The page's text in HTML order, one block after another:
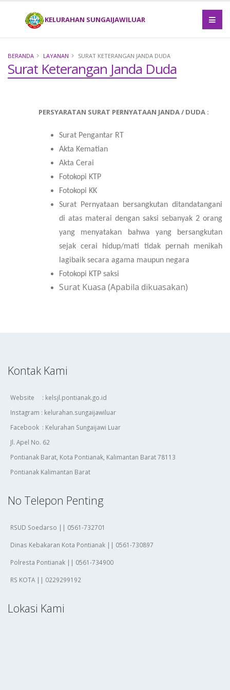
KELURAHAN SUNGAIJAWILUAR
BERANDA LAYANAN SURAT KETERANGAN JANDA DUDA
Surat Keterangan Janda Duda
PERSYARATAN SURAT PERNYATAAN JANDA / DUDA :
Surat Pengantar RT
Akta Kematian
Akta Cerai
Fotokopi KTP
Fotokopi KK
Surat Pernyataan bersangkutan ditandatangani
di atas materai dengan saksi sebanyak 2 orang
yang menyatakan bahwa yang bersangkutan
sejak cerai hidup/mati tidak pernah menikah
lagibaik secara agama maupun negara
Fotokopi KTP saksi
Surat Kuasa (Apabila dikuasakan)
Kontak Kami
Website : kelsjl.pontianak.go.id
Instagram : kelurahan.sungaijawiluar
Facebook : Kelurahan Sungaijawi Luar
Jl. Apel No. 62
Pontianak Barat, Kota Pontianak, Kalimantan Barat 78113
Pontianak Kalimantan Barat
No Telepon Penting
RSUD Soedarso || 0561-732701
Dinas Kebakaran Kota Pontianak || 0561-730897
Polresta Pontianak || 0561-734900
RS KOTA || 0229299192
Lokasi Kami